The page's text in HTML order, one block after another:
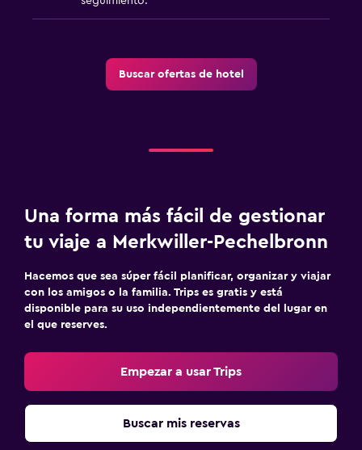
Buscar ofertas de hotel
Una forma más fácil de gestionar
tu viaje a Merkwiller-Pechelbronn
Hacemos que sea súper fácil planificar, organizar y viajar
con los amigos o la familia. Trips es gratis y está
disponible para su uso independientemente del lugar en
el que reserves.
Empezar a usar Trips
Buscar mis reservas